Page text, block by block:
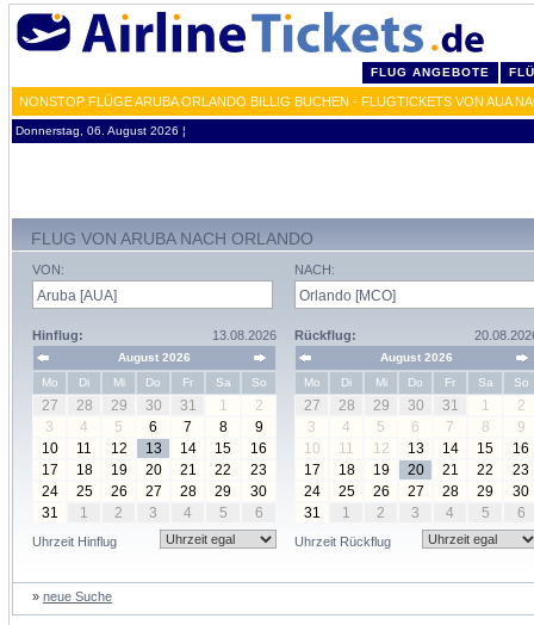
FLUG ANGEBOTE
NONSTOP FLÜGE ARUBA ORLANDO BILLIG BUCHEN - FLUGTICKETS VON AUA
Donnerstag, 06. August 2026 ¦
FLUG VON ARUBA NACH ORLANDO
VON:
Hinflug: 13.08.2026
August 2026
Mo
Di Mi Do Fr Sa So
27 28 29 30 31 1
2
3
4 5 6 7 8
9
10
11 12 13 14 15
16
17
18 19 20 21 22
23
24
25 26 27 28 29
30
31
1 2 3 4 5 6
Uhrzeit Hinflug
NACH:
Rückflug:
August 2026
Mo
Di Mi Do Fr Sa So
27 28 29 30 31 1
2
3
4 5 6 7 8
9
10
11 12 13 14 15
16
17
18 19 20 21 22
23
24
25 26 27 28 29
30
31
1 2 3 4 5 6
Uhrzeit Rückflug
» neue Suche